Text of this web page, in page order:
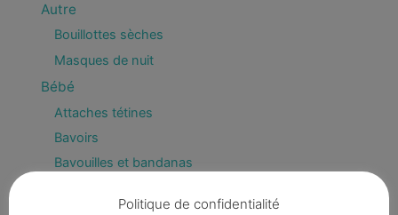
Autre
Bouillottes sèches
Masques de nuit
Bébé
Attaches tétines
Bavoirs
Bavouilles et bandanas
Politique de confidentialité